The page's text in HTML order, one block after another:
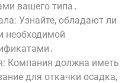
вашего типа․
Узнайте, обладают ли
необходимой
Компания должна иметь
для откачки осадка,